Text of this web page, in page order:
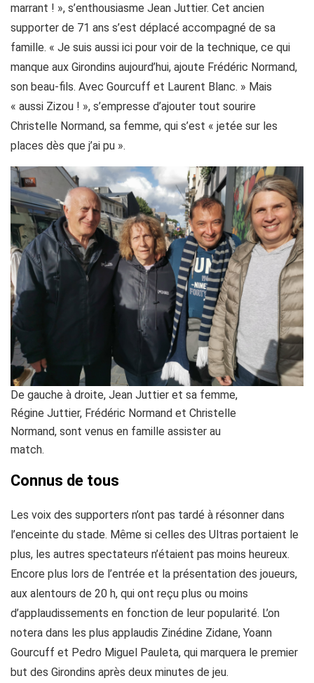
marrant ! », s’enthousiasme Jean Juttier. Cet ancien
supporter de 71 ans s’est déplacé accompagné de sa
famille. « Je suis aussi ici pour voir de la technique, ce qui
manque aux Girondins aujourd’hui, ajoute Frédéric Normand,
son beau-fils. Avec Gourcuff et Laurent Blanc. » Mais
« aussi Zizou ! », s’empresse d’ajouter tout sourire
Christelle Normand, sa femme, qui s’est « jetée sur les
places dès que j’ai pu ».
De gauche à droite, Jean Juttier et sa femme,
Régine Juttier, Frédéric Normand et Christelle
Normand, sont venus en famille assister au
match.
Connus de tous
Les voix des supporters n’ont pas tardé à résonner dans
l’enceinte du stade. Même si celles des Ultras portaient le
plus, les autres spectateurs n’étaient pas moins heureux.
Encore plus lors de l’entrée et la présentation des joueurs,
aux alentours de 20 h, qui ont reçu plus ou moins
d’applaudissements en fonction de leur popularité. L’on
notera dans les plus applaudis Zinédine Zidane, Yoann
Gourcuff et Pedro Miguel Pauleta, qui marquera le premier
but des Girondins après deux minutes de jeu.